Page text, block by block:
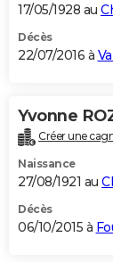
GUIDES D'ACHAT
BONS PLANS
Carte de Noël
Carte Bonne année
Carte Saint-
Carte Pâques
Carte
DICTIONNAIRE
Dictionnaire
Biographies
Citations
Expressions
Proverbes
PROGRAMME TV
S'inscrire
Se connecter
Lycées
Collèges
Primaires
Universités
Entreprises
Service militaire
Avis de recherche
AVIS DE DÉCÈS
17/05/1928 au
Décès
22/07/2016 à
Yvonne
Créer une
Naissance
27/08/1921 au
Décès
06/10/2015 à